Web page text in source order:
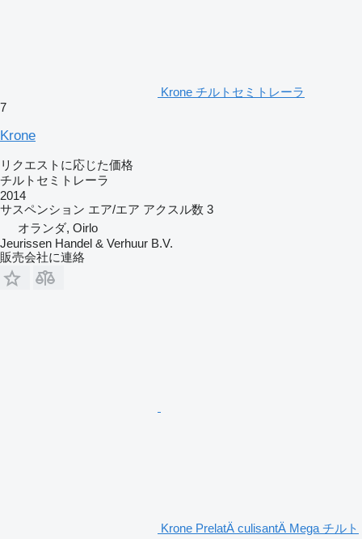
Krone チルトセミトレーラ
7
Krone
リクエストに応じた価格
チルトセミトレーラ
2014
サスペンション エア/エア アクスル数 3
オランダ, Oirlo
Jeurissen Handel & Verhuur B.V.
販売会社に連絡
Krone PrelatÄ culisantÄ Mega チルト